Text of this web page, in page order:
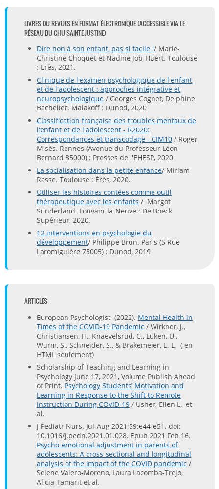
LIVRES OU REVUES EN FORMAT ÉLECTRONIQUE (ACCESSIBLE VIA LE
RÉSEAU DU CHU SAINTE-JUSTINE)
Dire non à son enfant, pas si facile !/ Marie-
Christine Choquet et Nadine Job-Huert. Toulouse
: Érès, 2021.
Clinique de l'examen psychologique de l'enfant
et de l'adolescent : approches intégrative et
neuropsychologique / Georges Cognet, Delphine
Bachelier. Malakoff : Dunod, 2020
Classification française des troubles mentaux de
l'enfant et de l'adolescent - R2020:
Correspondances et transcodage - CIM10 / Roger
Misès. Rennes (Avenue du Professeur Léon
Bernard 35000) : Presses de l'EHESP, 2020
La socialisation dans la petite enfance/ Miriam
Rasse. Toulouse : Érès, 2020.
Utiliser les histoires contées comme outil
thérapeutique avec les enfants / Margot
Sunderland. Louvain-la-Neuve : De Boeck
Supérieur, 2020.
12 interventions en psychologie du
développement/ Philippe Brun. Paris (5 Rue
Laromiguière 75005) : Dunod, 2019
ARTICLES
European Psychologist (2022). Mental Health in
Times of the COVID-19 Pandemic / Wirkner, J.,
Christiansen, H., Knaevelsrud, C., Lüken, U.,
Wurm, S., Schneider, S., & Brakemeier, E. L. ( en
HTML seulement)
Scholarship of Teaching and Learning in
Psychology June 17, 2021, Volume Publish Ahead
of Print. Psychology Students’ Motivation and
Learning in Response to the Shift to Remote
Instruction During COVID-19 / Usher, Ellen L., et
al.
J Pediatr Nurs. Jul-Aug 2021;59:e44-e51. doi:
10.1016/j.pedn.2021.01.028. Epub 2021 Feb 16.
Psycho-emotional adjustment in parents of
adolescents: A cross-sectional and longitudinal
analysis of the impact of the COVID pandemic /
Selene Valero-Moreno, Laura Lacomba-Trejo,
Alicia Tamarit et al.